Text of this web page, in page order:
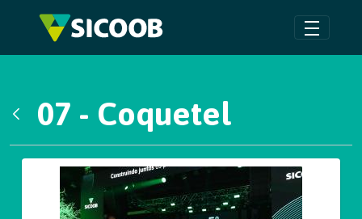
Pular para o Conteúdo principal
07 - Coquetel
Galeria de Mídias